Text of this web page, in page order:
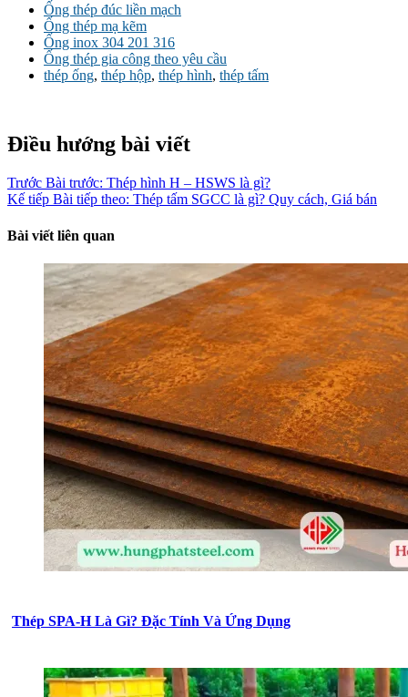
Ống thép đúc liền mạch
Ống thép mạ kẽm
Ống inox 304 201 316
Ống thép gia công theo yêu cầu
thép ống, thép hộp, thép hình, thép tấm
Điều hướng bài viết
Trước Bài trước: Thép hình H – HSWS là gì?
Kế tiếp Bài tiếp theo: Thép tấm SGCC là gì? Quy cách, Giá bán
Bài viết liên quan
Thép SPA-H Là Gì? Đặc Tính Và Ứng Dụng